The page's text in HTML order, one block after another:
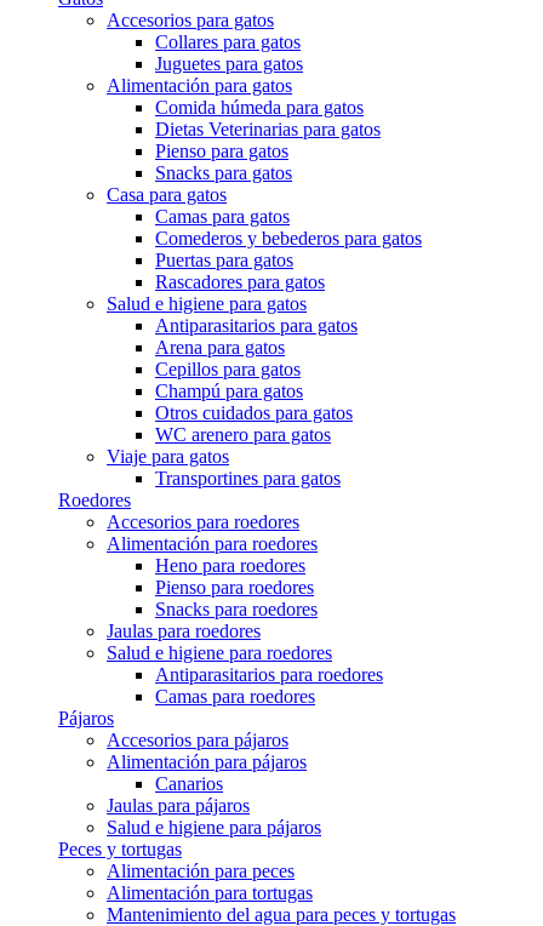
Accesorios para gatos
Collares para gatos
Juguetes para gatos
Alimentación para gatos
Comida húmeda para gatos
Dietas Veterinarias para gatos
Pienso para gatos
Snacks para gatos
Casa para gatos
Camas para gatos
Comederos y bebederos para gatos
Puertas para gatos
Rascadores para gatos
Salud e higiene para gatos
Antiparasitarios para gatos
Arena para gatos
Cepillos para gatos
Champú para gatos
Otros cuidados para gatos
WC arenero para gatos
Viaje para gatos
Transportines para gatos
Roedores
Accesorios para roedores
Alimentación para roedores
Heno para roedores
Pienso para roedores
Snacks para roedores
Jaulas para roedores
Salud e higiene para roedores
Antiparasitarios para roedores
Camas para roedores
Pájaros
Accesorios para pájaros
Alimentación para pájaros
Canarios
Jaulas para pájaros
Salud e higiene para pájaros
Peces y tortugas
Alimentación para peces
Alimentación para tortugas
Mantenimiento del agua para peces y tortugas